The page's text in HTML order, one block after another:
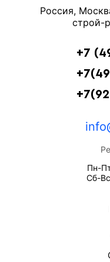
Россия,
строй-
+7
Пн-
Сб-